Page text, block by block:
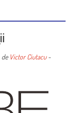
de Victor Ciutacu-